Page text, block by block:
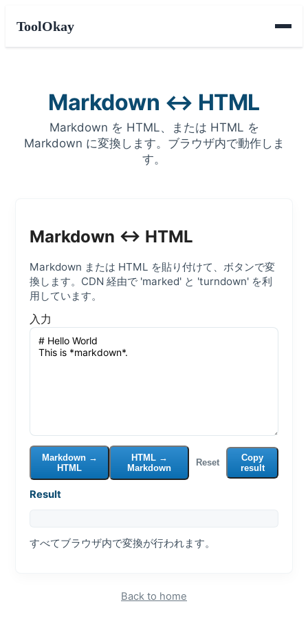
ToolOkay
Markdown ↔ HTML
Markdown を HTML、または HTML を
Markdown に変換します。ブラウザ内で動作しま
す。
Markdown ↔ HTML
Markdown または HTML を貼り付けて、ボタンで変
換します。CDN 経由で 'marked' と 'turndown' を利
用しています。
入力
Markdown →
HTML
HTML →
Markdown
Reset
Copy
result
Result
すべてブラウザ内で変換が行われます。
Back to home